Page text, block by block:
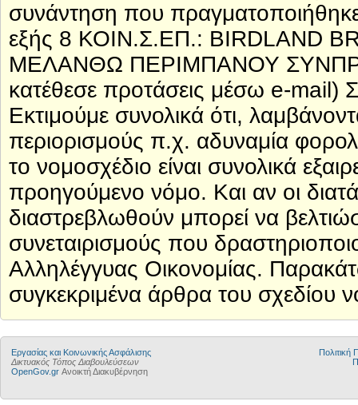
συνάντηση που
εξής 8 ΚΟΙΝ.Σ.ΕΠ.: BIRDLAND
ΜΕΛΑΝΘΩ ΠΕΡΙΜΠΑΝΟΥ
κατέθεσε προτάσεις μέσω e-
Εκτιμούμε συνολικά ότι,
περιορισμούς π.χ. αδυναμία
το νομοσχέδιο είναι συνολικά
προηγούμενο νόμο. Και αν οι
διαστρεβλωθούν μπορεί να
συνεταιρισμούς που
Αλληλέγγυας Οικονομίας.
συγκεκριμένα άρθρα του σχεδίου
Εργασίας και Κοινωνικής Ασφάλισης
Δικτυακός Τόπος Διαβουλεύσεων
OpenGov.gr Ανοικτή Διακυβέρνηση